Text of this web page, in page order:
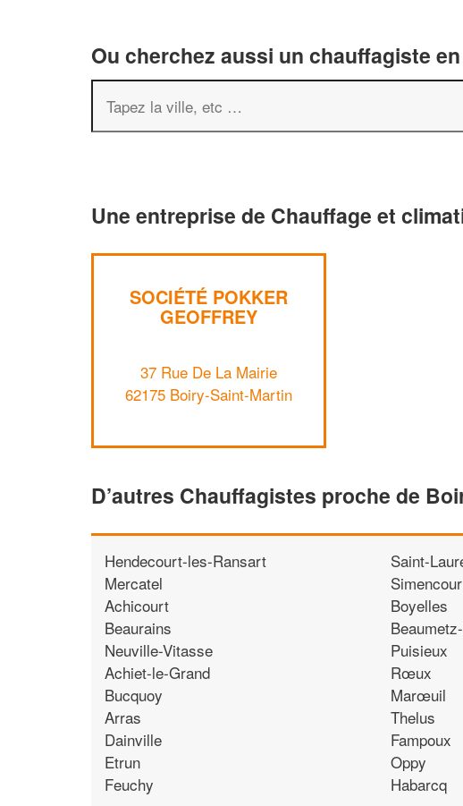
Ou cherchez aussi un chauffagiste
Une entreprise de Chauffage et
SOCIÉTÉ POKKER
GEOFFREY
37 Rue De La Mairie
62175 Boiry-Saint-Martin
D’autres Chauffagistes proche de
Hendecourt-les-Ransart
Mercatel
Achicourt
Beaurains
Neuville-Vitasse
Achiet-le-Grand
Bucquoy
Arras
Dainville
Etrun
Feuchy
Saint-
Boyelles
Puisieux
Rœux
Marœuil
Thelus
Fampoux
Oppy
Habarcq